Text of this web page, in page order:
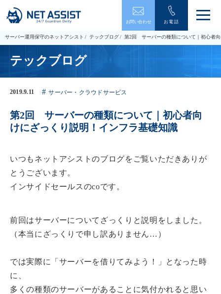
お問い合わせ お電話
メ
ュ
ー
サーバー運用保守のネットアシスト テックブログ 第2回 サーバーの種類について｜初心者
テックブログ
2019.9.11 サーバー・クラウドサービス
第2回 サーバーの種類について｜初心者向
けにざっくり説明！インフラ基礎知識
いつもネットアシストのブログをご覧いただきありが
とうございます。
インサイドセールスのcoです。
前回はサーバーについてざっくりと説明をしました。
（本当にざっくりで申し訳ありません…）
では実際に「サーバーを借りてみよう！」となった時
に、
多くの種類のサーバーがあることに気付かれると思い